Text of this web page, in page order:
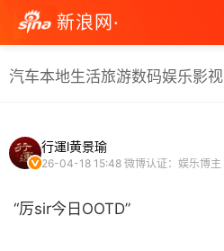
新浪网·
汽车本地生活旅游数码娱乐影视
行運l黄景瑜
26-04-18 15:48 微博认证：娱乐博主
“厉sir今日OOTD”